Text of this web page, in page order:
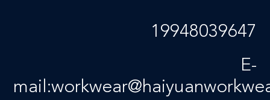
19948039647
E-